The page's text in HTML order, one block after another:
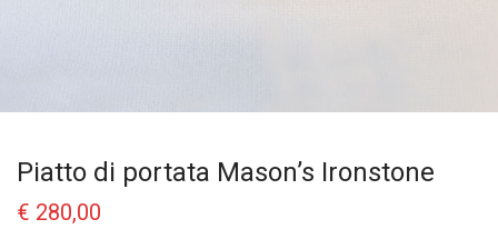
Piatto di portata Mason’s Ironstone
€ 280,00